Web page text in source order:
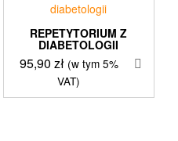
REPETYTORIUM Z
DIABETOLOGII
95,90 zł (w tym 5%
VAT)